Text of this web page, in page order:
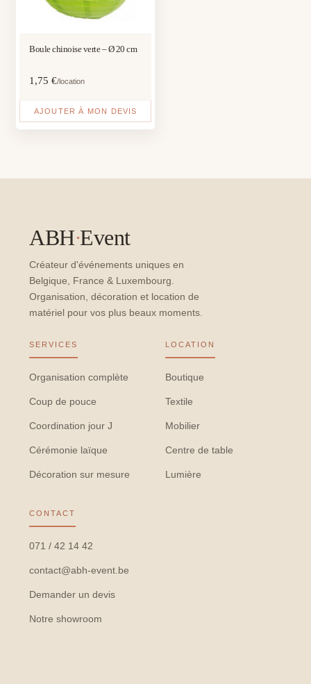
Boule chinoise verte – Ø 20 cm
1,75€/location
AJOUTER À MON DEVIS
ABH·Event
Créateur d'événements uniques en
Belgique, France & Luxembourg.
Organisation, décoration et location de
matériel pour vos plus beaux moments.
SERVICES
Organisation complète
Coup de pouce
Coordination jour J
Cérémonie laïque
Décoration sur mesure
LOCATION
Boutique
Textile
Mobilier
Centre de table
Lumière
CONTACT
071 / 42 14 42
contact@abh-event.be
Demander un devis
Notre showroom